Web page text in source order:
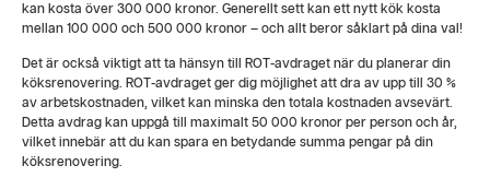
kan kosta över 300 000 kronor. Generellt sett kan ett nytt kök kosta
mellan 100 000 och 500 000 kronor – och allt beror såklart på dina val!
Det är också viktigt att ta hänsyn till ROT-avdraget när du planerar din
köksrenovering. ROT-avdraget ger dig möjlighet att dra av upp till 30 %
av arbetskostnaden, vilket kan minska den totala kostnaden avsevärt.
Detta avdrag kan uppgå till maximalt 50 000 kronor per person och år,
vilket innebär att du kan spara en betydande summa pengar på din
köksrenovering.